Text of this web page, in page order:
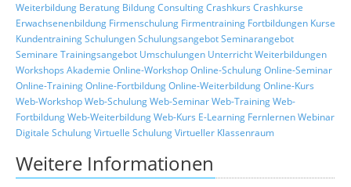
Weiterbildung Beratung BildungConsultingCrashkurs Crashkurse
Erwachsenenbildung Firmenschulung Firmentraining Fortbildungen Kurse
KundentrainingSchulungenSchulungsangebotSeminarangebot
Seminare Trainingsangebot Umschulungen UnterrichtWeiterbildungen
Workshops Akademie Online-WorkshopOnline-SchulungOnline-Seminar
Online-TrainingOnline-FortbildungOnline-WeiterbildungOnline-Kurs
Web-WorkshopWeb-SchulungWeb-SeminarWeb-TrainingWeb-
FortbildungWeb-WeiterbildungWeb-Kurs E-Learning FernlernenWebinar
Digitale SchulungVirtuelle SchulungVirtueller Klassenraum
Weitere Informationen